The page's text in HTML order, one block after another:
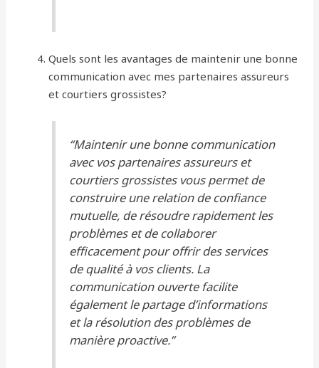
Quels sont les avantages de maintenir une bonne
communication avec mes partenaires assureurs
et courtiers grossistes?
“Maintenir une bonne communication
avec vos partenaires assureurs et
courtiers grossistes vous permet de
construire une relation de confiance
mutuelle, de résoudre rapidement les
problèmes et de collaborer
efficacement pour offrir des services
de qualité à vos clients. La
communication ouverte facilite
également le partage d’informations
et la résolution des problèmes de
manière proactive.”